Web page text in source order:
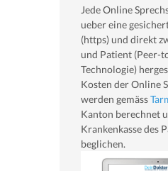
Jede Online
ueber eine
(https) und direkt
und Patient (Peer-
Technologie)
Kosten der Online
werden gemäss
Kanton berechnet
Krankenkasse des
beglichen.